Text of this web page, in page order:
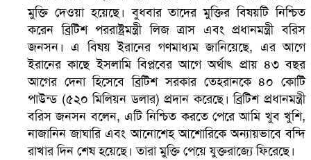
ভিউ বাড়াতে রাম দা হাতে ফেসবুকে ভিডিও পোস্ট শিক্ষকের
মুক্তি দেওয়া হয়েছে। বুধবার তাদের মুক্তির বিষয়টি নিশ্চিত
করেন ব্রিটিশ পররাষ্ট্রমন্ত্রী লিজ ত্রাস এবং প্রধানমন্ত্রী বরিস
জনসন। এ বিষয় ইরানের গণমাধ্যম জানিয়েছে, এর আগে
ইরানের কাছে ইসলামি বিপ্লবের আগে অর্থাৎ প্রায় ৪৩ বছর
আগের দেনা হিসেবে ব্রিটিশ সরকার তেহরানকে ৪০ কোটি
পাউন্ড (৫২০ মিলিয়ন ডলার) প্রদান করেছে। ব্রিটিশ প্রধানমন্ত্রী
বরিস জনসন বলেন, এটি নিশ্চিত করতে পেরে আমি খুব খুশি,
নাজানিন জাঘারি এবং আনোশেহ আশোরিকে অন্যায়ভাবে বন্দি
রাখার দিন শেষ হয়েছে। তারা মুক্তি পেয়ে যুক্তরাজ্যে ফিরেছে।